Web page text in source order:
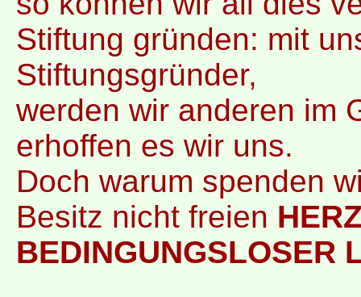
Stiftung gründen: mit
Stiftungsgründer,
werden wir anderen im
erhoffen es wir uns.
Doch warum spenden
Besitz nicht freien
BEDINGUNGSLOSER